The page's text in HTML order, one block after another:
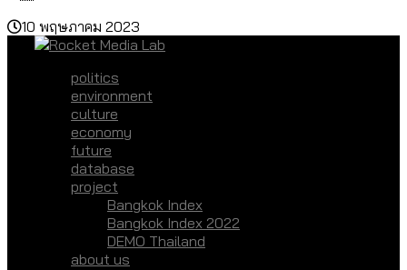
10 พฤษภาคม 2023
politics
environment
culture
economy
future
database
project
Bangkok Index
Bangkok Index 2022
DEMO Thailand
about us